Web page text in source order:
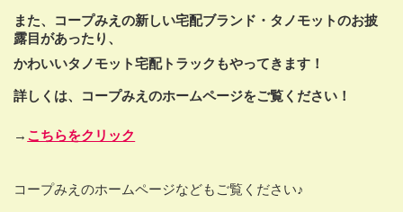
また、コープみえの新しい宅配ブランド・タノモットのお披
露目があったり、
かわいいタノモット宅配トラックもやってきます！
詳しくは、コープみえのホームページをご覧ください！
→ こちらをクリック
コープみえのホームページなどもご覧ください♪